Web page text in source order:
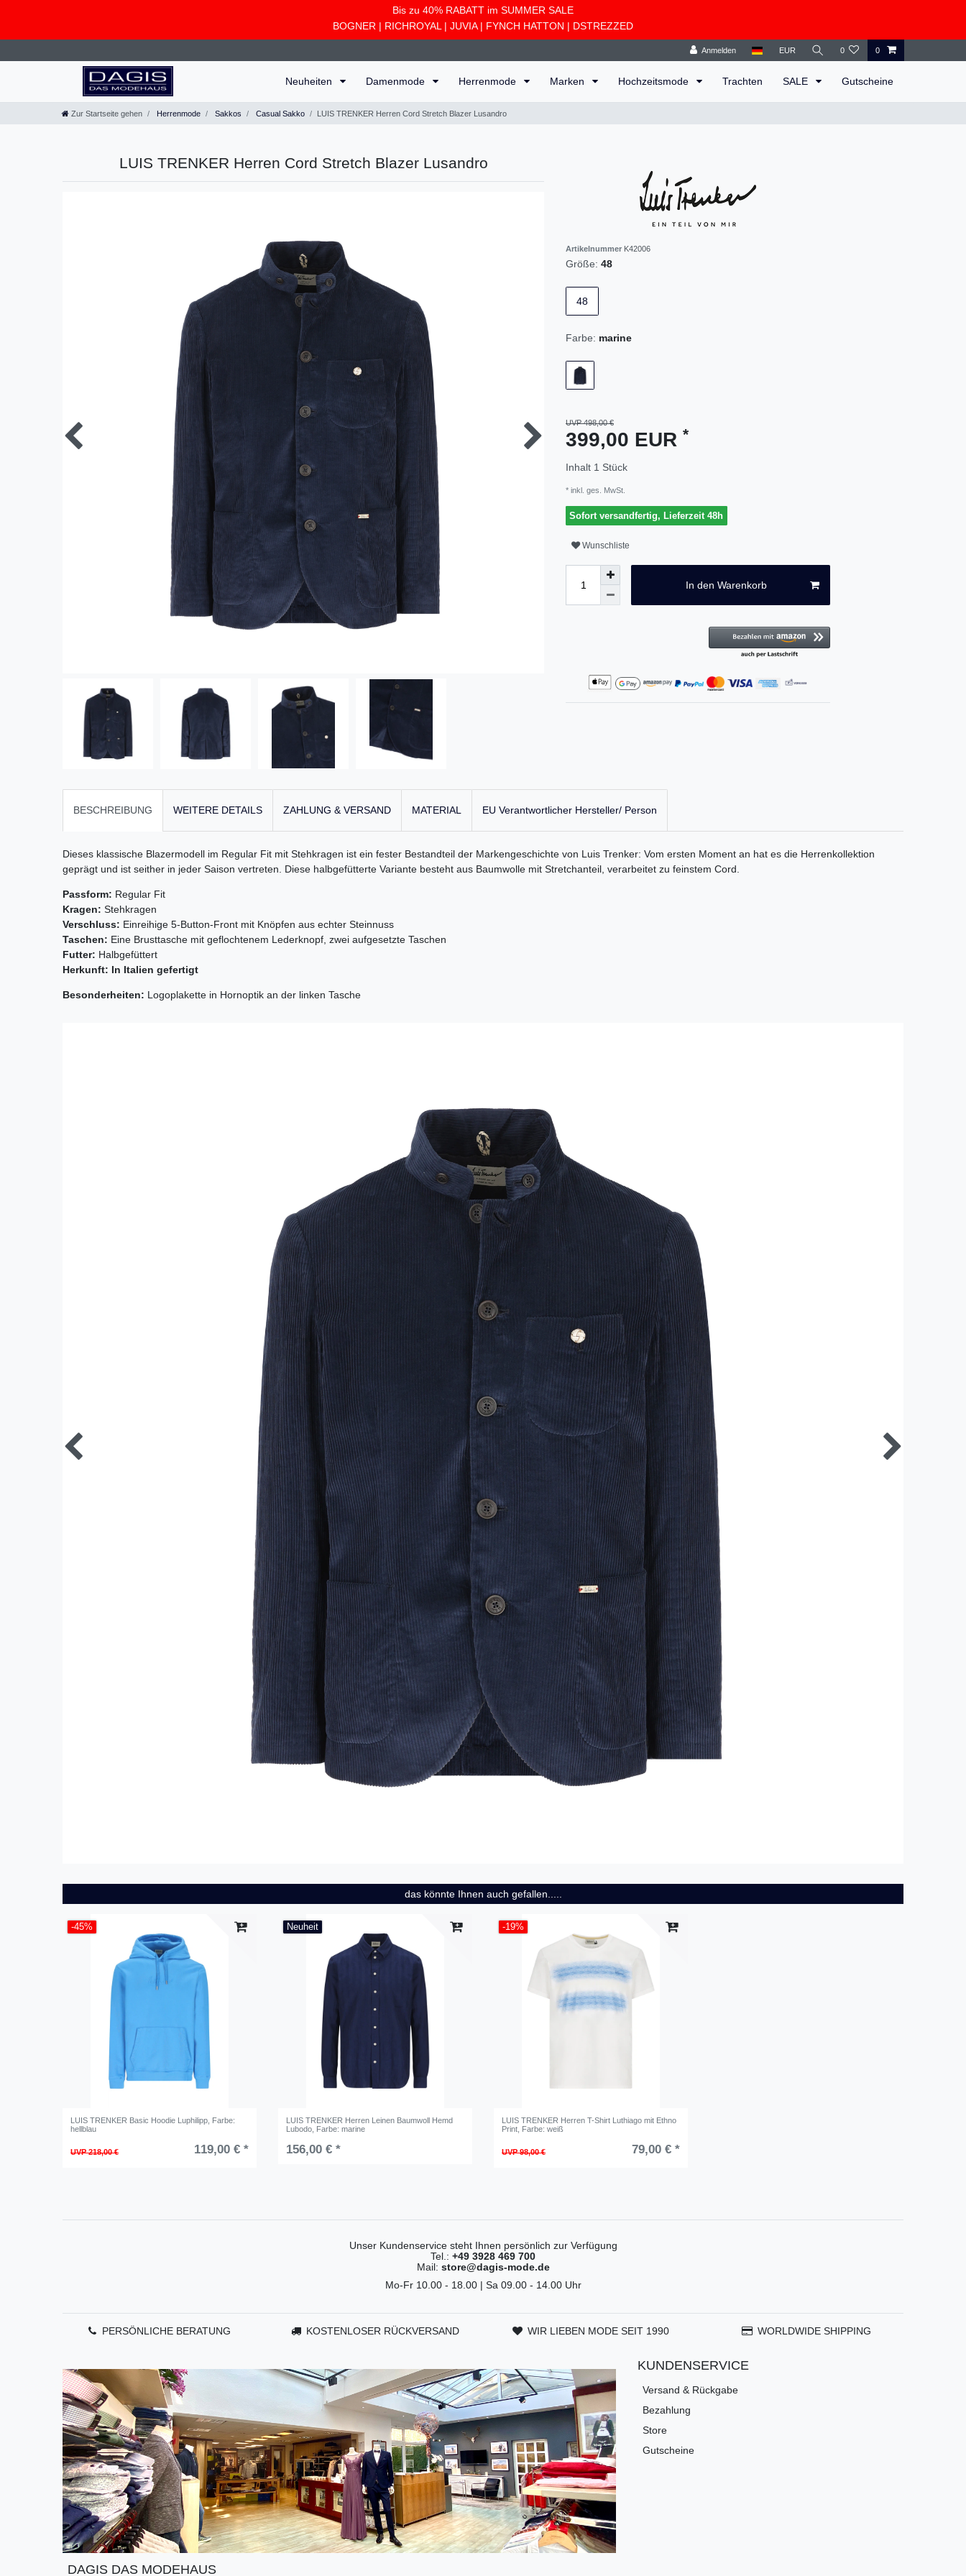
Bis zu 40% RABATT im SUMMER SALE
BOGNER | RICHROYAL | JUVIA| FYNCH HATTON | DSTREZZED
Anmelden EUR 0 0
Neuheiten Damenmode Herrenmode Marken Hochzeitsmode Trachten SALE Gutscheine
Zur Startseite gehen Herrenmode Sakkos Casual Sakko LUIS TRENKER Herren Cord Stretch Blazer Lusandro
LUIS TRENKER Herren Cord Stretch Blazer Lusandro
Artikelnummer K42006
Größe: 48
48
Farbe: marine
UVP 498,00 €
399,00 EUR *
Inhalt 1 Stück
* inkl. ges. MwSt.
Sofort versandfertig, Lieferzeit 48h
Wunschliste
In den Warenkorb
BESCHREIBUNG WEITERE DETAILS ZAHLUNG & VERSAND MATERIAL EU Verantwortlicher Hersteller/ Person
Dieses klassische Blazermodell im Regular Fit mit Stehkragen ist ein fester Bestandteil der Markengeschichte von Luis Trenker: Vom ersten Moment an hat es die Herrenkollektion
geprägt und ist seither in jeder Saison vertreten. Diese halbgefütterte Variante besteht aus Baumwolle mit Stretchanteil, verarbeitet zu feinstem Cord.
Passform: Regular Fit
Kragen: Stehkragen
Verschluss: Einreihige 5-Button-Front mit Knöpfen aus echter Steinnuss
Taschen: Eine Brusttasche mit geflochtenem Lederknopf, zwei aufgesetzte Taschen
Futter: Halbgefüttert
Herkunft: In Italien gefertigt
Besonderheiten: Logoplakette in Hornoptik an der linken Tasche
das könnte Ihnen auch gefallen.....
-45%
LUIS TRENKER Basic Hoodie Luphilipp, Farbe:
hellblau
UVP 218,00 € 119,00 € *
Neuheit
LUIS TRENKER Herren Leinen Baumwoll Hemd
Lubodo, Farbe: marine
156,00 € *
-19%
LUIS TRENKER Herren T-Shirt Luthiago mit Ethno
Print, Farbe: weiß
UVP 98,00 € 79,00 € *
Unser Kundenservice steht Ihnen persönlich zur Verfügung
Tel.: +49 3928 469 700
Mail: store@dagis-mode.de
Mo-Fr 10.00 - 18.00 | Sa 09.00 - 14.00 Uhr
PERSÖNLICHE BERATUNG KOSTENLOSER RÜCKVERSAND WIR LIEBEN MODE SEIT 1990 WORLDWIDE SHIPPING
DAGIS DAS MODEHAUS
KUNDENSERVICE
Versand & Rückgabe
Bezahlung
Store
Gutscheine